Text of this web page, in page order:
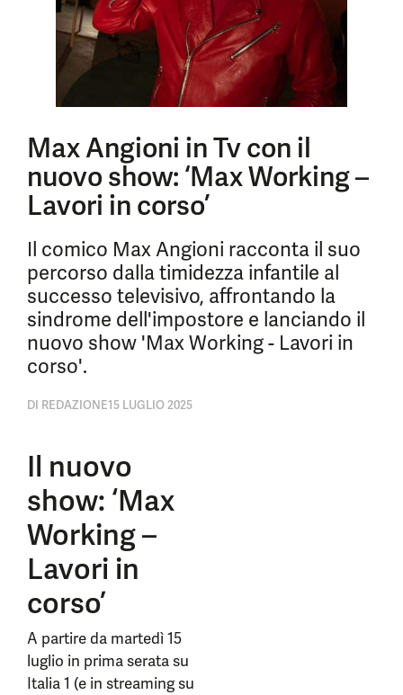
Max Angioni in Tv con il
nuovo show: ‘Max Working –
Lavori in corso’
Il comico Max Angioni racconta il suo
percorso dalla timidezza infantile al
successo televisivo, affrontando la
sindrome dell'impostore e lanciando il
nuovo show 'Max Working - Lavori in
corso'.
DI REDAZIONE15 LUGLIO 2025
Il nuovo
show: ‘Max
Working –
Lavori in
corso’
A partire da martedì 15
luglio in prima serata su
Italia 1 (e in streaming su